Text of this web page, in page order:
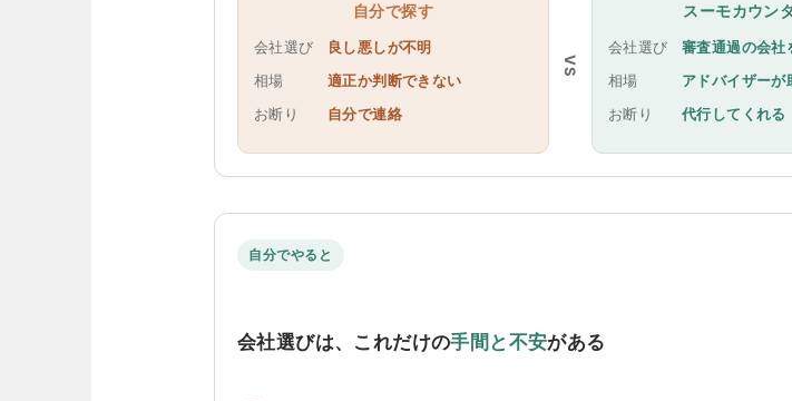
自分で探す
会社選び
良し悪しが不明
相場
適正か判断できない
お断り
自分で連絡
VS
スーモカウン
会社選び
審査通過の会社
相場
アドバイザーが
お断り
代行してくれる
自分でやると
会社選びは、これだけの手間と不安がある